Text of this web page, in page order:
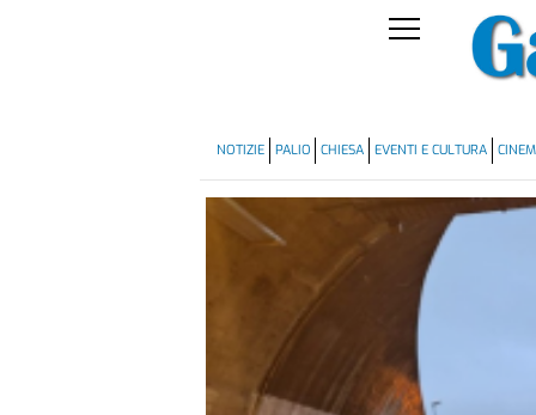
NOTIZIE PALIO CHIESA EVENTI E CULTURA